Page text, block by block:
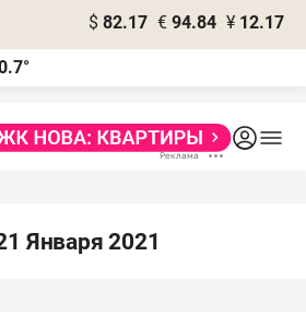
$ 82.17 € 94.84 ¥ 12.17
Января 2021